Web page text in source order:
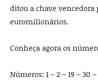
ditou a chave vencedora
euromilionários.
Conheça agora os
Números: 1 – 2 – 19 – 30 –